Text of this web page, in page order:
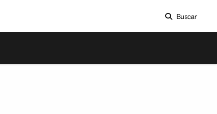
Buscar